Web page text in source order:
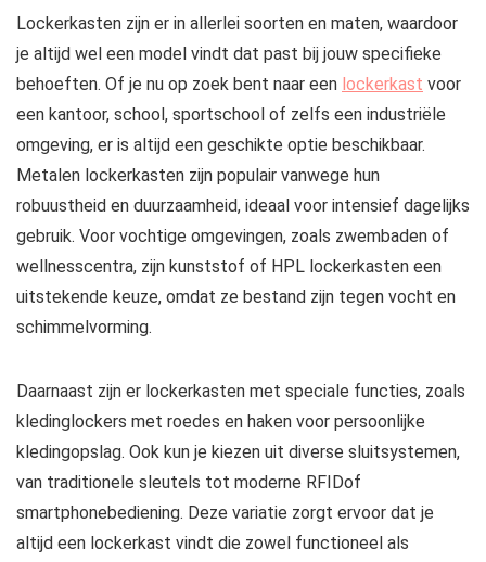
Lockerkasten zijn er in allerlei soorten en maten, waardoor
je altijd wel een model vindt dat past bij jouw specifieke
behoeften. Of je nu op zoek bent naar een lockerkast voor
een kantoor, school, sportschool of zelfs een industriële
omgeving, er is altijd een geschikte optie beschikbaar.
Metalen lockerkasten zijn populair vanwege hun
robuustheid en duurzaamheid, ideaal voor intensief dagelijks
gebruik. Voor vochtige omgevingen, zoals zwembaden of
wellnesscentra, zijn kunststof of HPL lockerkasten een
uitstekende keuze, omdat ze bestand zijn tegen vocht en
schimmelvorming.
Daarnaast zijn er lockerkasten met speciale functies, zoals
kledinglockers met roedes en haken voor persoonlijke
kledingopslag. Ook kun je kiezen uit diverse sluitsystemen,
van traditionele sleutels tot moderne RFIDof
smartphonebediening. Deze variatie zorgt ervoor dat je
altijd een lockerkast vindt die zowel functioneel als